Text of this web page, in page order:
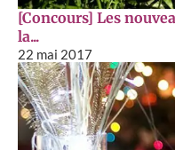
[Concours] Les
la...
22 mai 2017